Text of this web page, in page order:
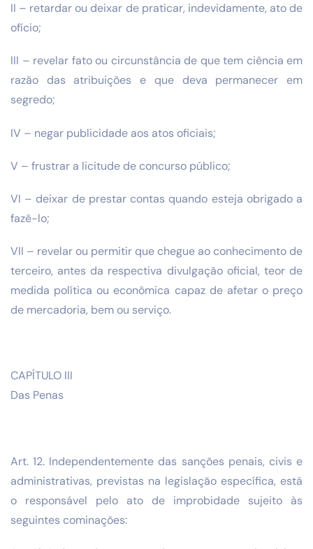
II – retardar ou deixar de praticar, indevidamente, ato de
ofício;
III – revelar fato ou circunstância de que tem ciência em
razão das atribuições e que deva permanecer em
segredo;
IV – negar publicidade aos atos oficiais;
V – frustrar a licitude de concurso público;
VI – deixar de prestar contas quando esteja obrigado a
fazê-lo;
VII – revelar ou permitir que chegue ao conhecimento de
terceiro, antes da respectiva divulgação oficial, teor de
medida política ou econômica capaz de afetar o preço
de mercadoria, bem ou serviço.
CAPÍTULO III
Das Penas
Art. 12. Independentemente das sanções penais, civis e
administrativas, previstas na legislação específica, está
o responsável pelo ato de improbidade sujeito às
seguintes cominações: